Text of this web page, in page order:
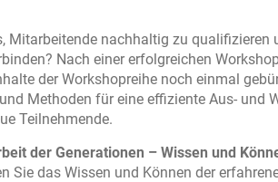
Mitarbeitende nachhaltig zu
Nach einer erfolgreichen
der Workshopreihe noch einmal
Methoden für eine effiziente Aus-
Teilnehmende.
der Generationen – Wissen und
Sie das Wissen und Können der